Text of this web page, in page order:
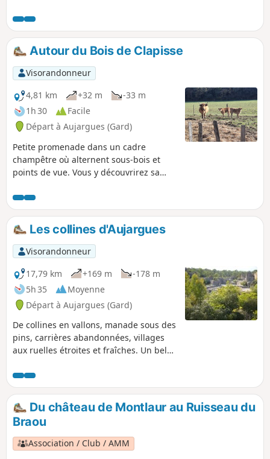
farigoulette et les paysages traversés
enchanteront les photographes. À consommer
sans modération. Un nouveau tracé permet
d'éviter en partie le lotissement des Hauts de
Boisseron.......suivre les points bleus. Cette
randonnée est susceptible d'être interdite en
fonction du niveau de risque des incendies.
Pensez à consulter la carte.
Autour du Bois de Clapisse
Visorandonneur
4,81 km
+32 m
-33 m
1h 30
Facile
Départ à Aujargues (Gard)
Petite promenade dans un cadre
champêtre où alternent sous-bois et
points de vue. Vous y découvrirez sa
exploitée par l'homme pour des cultures
vivrières et le pâturage de moutons, le
bois de chêne pour la fabrication du
charbon de bois et de la verrerie.
Les collines d'Aujargues
Visorandonneur
17,79 km
+169 m
-178 m
5h 35
Moyenne
Départ à Aujargues (Gard)
De collines en vallons, manade sous des
pins, carrières abandonnées, villages
aux ruelles étroites et fraîches. Un bel
Du château de Montlaur au Ruisseau du
Braou
Association / Club / AMM